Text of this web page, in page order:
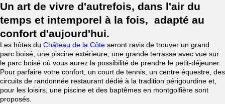
Un art de vivre d'autrefois, dans l'air du
temps et intemporel à la fois, adapté au
confort d'aujourd'hui.
Les hôtes du Château de la Côte seront ravis de trouver un grand
parc boisé, une piscine extérieure, une grande terrasse avec vue sur
le parc boisé où vous aurez la possibilité de prendre le petit-déjeuner.
Pour parfaire votre confort, un court de tennis, un centre équestre, des
circuits de randonnée restaurant dédié à la tradition périgourdine et,
pour les loisirs, une piscine et des baptêmes en montgolfière sont
proposés.